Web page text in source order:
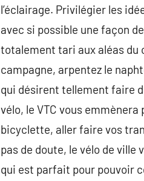
l’éclairage. Privilégier les
avec si possible une façon
totalement tari aux aléas du
campagne, arpentez le
qui désirent tellement faire
vélo, le VTC vous
bicyclette, aller faire vos
pas de doute, le vélo de ville
qui est parfait pour pouvoir